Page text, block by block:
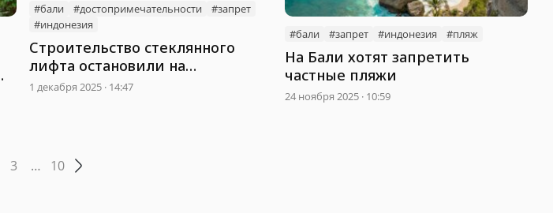
#бали #достопримечательности
#запрет
#индонезия
Строительство стеклянного
лифта остановили на
популярном пляже Бали
1 декабря 2025 · 14:47
#бали #запрет #индонезия #пляж
На Бали хотят запретить
частные пляжи
24 ноября 2025 · 10:59
3 … 10